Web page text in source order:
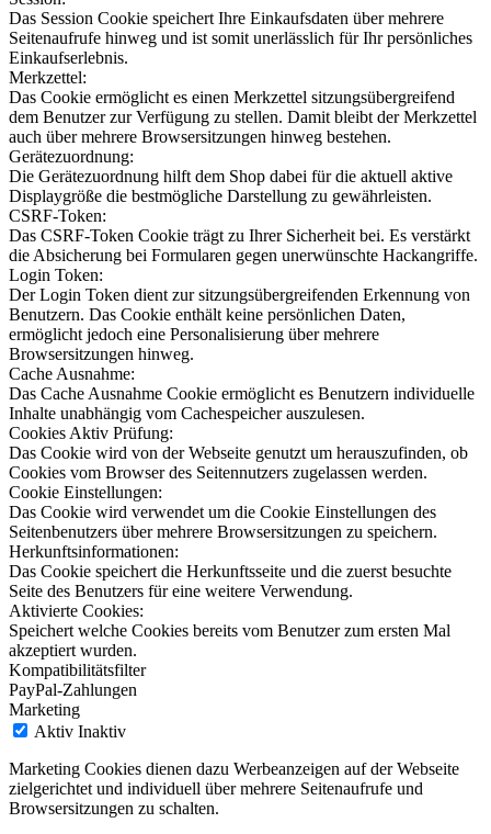
Das Session Cookie speichert Ihre Einkaufsdaten über mehrere
Seitenaufrufe hinweg und ist somit unerlässlich für Ihr persönliches
Einkaufserlebnis.
Merkzettel:
Das Cookie ermöglicht es einen Merkzettel sitzungsübergreifend
dem Benutzer zur Verfügung zu stellen. Damit bleibt der Merkzettel
auch über mehrere Browsersitzungen hinweg bestehen.
Gerätezuordnung:
Die Gerätezuordnung hilft dem Shop dabei für die aktuell aktive
Displaygröße die bestmögliche Darstellung zu gewährleisten.
CSRF-Token:
Das CSRF-Token Cookie trägt zu Ihrer Sicherheit bei. Es verstärkt
die Absicherung bei Formularen gegen unerwünschte Hackangriffe.
Login Token:
Der Login Token dient zur sitzungsübergreifenden Erkennung von
Benutzern. Das Cookie enthält keine persönlichen Daten,
ermöglicht jedoch eine Personalisierung über mehrere
Browsersitzungen hinweg.
Cache Ausnahme:
Das Cache Ausnahme Cookie ermöglicht es Benutzern individuelle
Inhalte unabhängig vom Cachespeicher auszulesen.
Cookies Aktiv Prüfung:
Das Cookie wird von der Webseite genutzt um herauszufinden, ob
Cookies vom Browser des Seitennutzers zugelassen werden.
Cookie Einstellungen:
Das Cookie wird verwendet um die Cookie Einstellungen des
Seitenbenutzers über mehrere Browsersitzungen zu speichern.
Herkunftsinformationen:
Das Cookie speichert die Herkunftsseite und die zuerst besuchte
Seite des Benutzers für eine weitere Verwendung.
Aktivierte Cookies:
Speichert welche Cookies bereits vom Benutzer zum ersten Mal
akzeptiert wurden.
Kompatibilitätsfilter
PayPal-Zahlungen
Marketing
Aktiv Inaktiv
Marketing Cookies dienen dazu Werbeanzeigen auf der Webseite
zielgerichtet und individuell über mehrere Seitenaufrufe und
Browsersitzungen zu schalten.